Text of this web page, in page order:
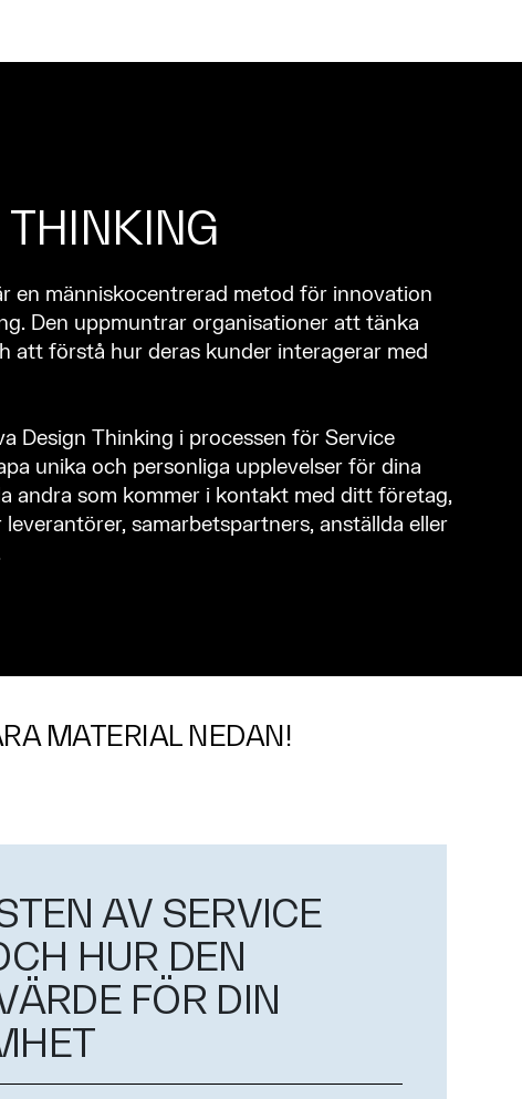
en människocentrerad metod för innovation
Den uppmuntrar organisationer att tänka
att förstå hur deras kunder interagerar med
Design Thinking i processen för Service
unika och personliga upplevelser för dina
andra som kommer i kontakt med ditt företag,
samarbetspartners, anställda eller
MATERIAL NEDAN!
AV SERVICE
HUR DEN
FÖR DIN